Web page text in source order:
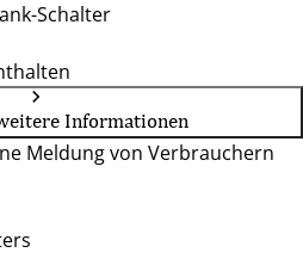
Schalter
Informationen
Meldung von Verbrauchern